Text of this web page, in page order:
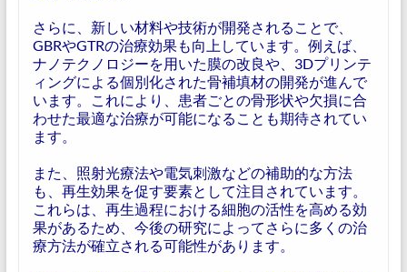
さらに、新しい材料や技術が開発されることで、
GBRやGTRの治療効果も向上しています。例えば、
ナノテクノロジーを用いた膜の改良や、3Dプリンテ
ィングによる個別化された骨補填材の開発が進んで
います。これにより、患者ごとの骨形状や欠損に合
わせた最適な治療が可能になることも期待されてい
ます。
また、照射光療法や電気刺激などの補助的な方法
も、再生効果を促す要素として注目されています。
これらは、再生過程における細胞の活性を高める効
果があるため、今後の研究によってさらに多くの治
療方法が確立される可能性があります。